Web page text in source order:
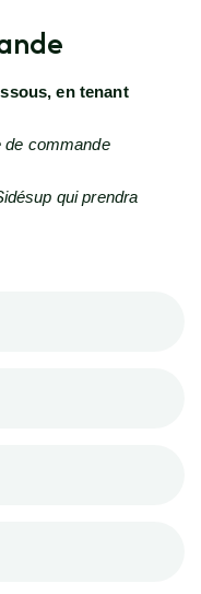
nde
en tenant
de commande
qui prendra